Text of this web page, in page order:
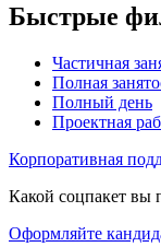
Быстрые
Частичная
Полная
Полный день
Проектная
Корпоративная
Какой соцпакет вы
Оформляйте